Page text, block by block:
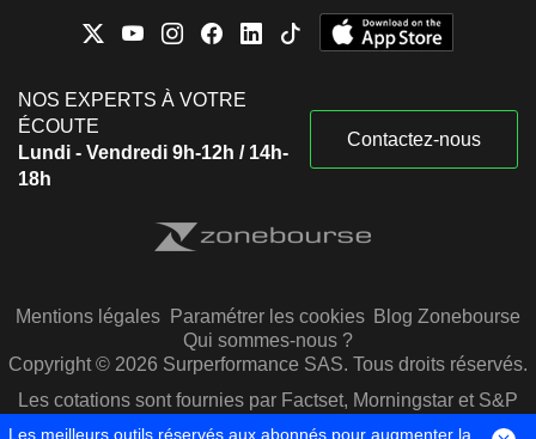
NOS EXPERTS À VOTRE
ÉCOUTE
Lundi - Vendredi 9h-12h / 14h-
18h
Contactez-nous
Mentions légales Paramétrer les cookies Blog Zonebourse
Qui sommes-nous ?
Copyright © 2026 Surperformance SAS. Tous droits réservés.
Les cotations sont fournies par Factset, Morningstar et S&P
Capital IQ
Les meilleurs outils réservés aux abonnés pour augmenter la